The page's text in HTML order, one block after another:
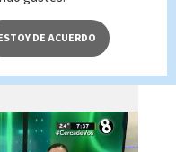
DE ACUERDO